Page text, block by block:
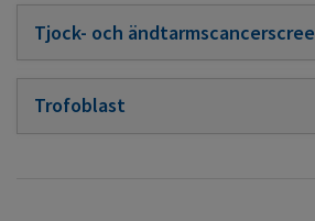
Tjock- och
Trofoblast